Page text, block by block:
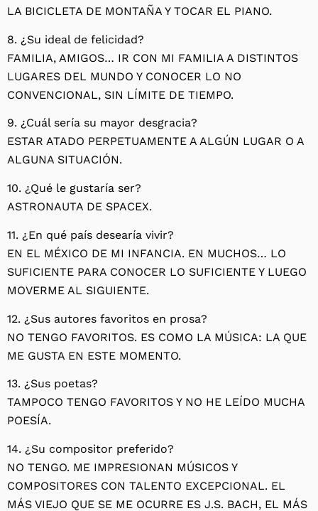
LA BICICLETA DE MONTAÑA Y TOCAR EL PIANO.
8. ¿Su ideal de felicidad?
FAMILIA, AMIGOS… IR CON MI FAMILIA A DISTINTOS
LUGARES DEL MUNDO Y CONOCER LO NO
CONVENCIONAL, SIN LÍMITE DE TIEMPO.
9. ¿Cuál sería su mayor desgracia?
ESTAR ATADO PERPETUAMENTE A ALGÚN LUGAR O A
ALGUNA SITUACIÓN.
10. ¿Qué le gustaría ser?
ASTRONAUTA DE SPACEX.
11. ¿En qué país desearía vivir?
EN EL MÉXICO DE MI INFANCIA. EN MUCHOS… LO
SUFICIENTE PARA CONOCER LO SUFICIENTE Y LUEGO
MOVERME AL SIGUIENTE.
12. ¿Sus autores favoritos en prosa?
NO TENGO FAVORITOS. ES COMO LA MÚSICA: LA QUE
ME GUSTA EN ESTE MOMENTO.
13. ¿Sus poetas?
TAMPOCO TENGO FAVORITOS Y NO HE LEÍDO MUCHA
POESÍA.
14. ¿Su compositor preferido?
NO TENGO. ME IMPRESIONAN MÚSICOS Y
COMPOSITORES CON TALENTO EXCEPCIONAL. EL
MÁS VIEJO QUE SE ME OCURRE ES J.S. BACH, EL MÁS